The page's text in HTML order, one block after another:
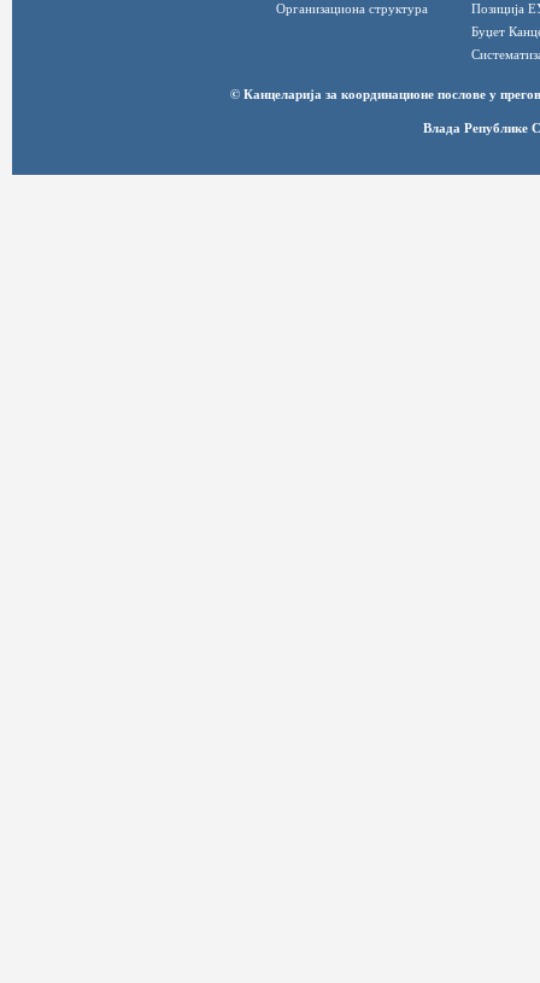
Организациона структура
Позиција
Буџет
© Канцеларија за координационе послове у
Влада Републике